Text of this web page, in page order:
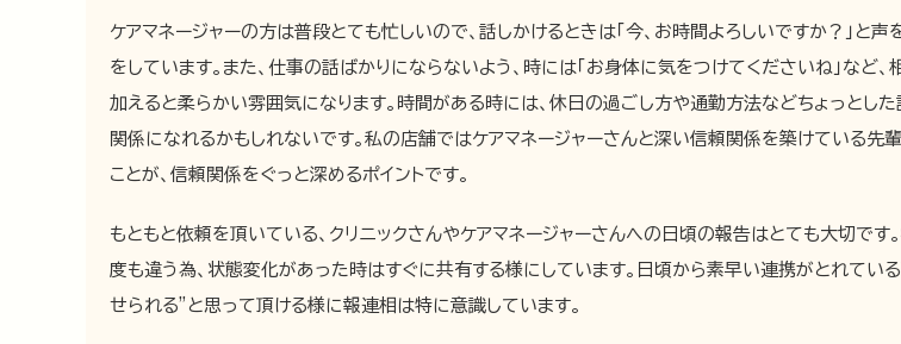
ケアマネージャーの方は普段とても忙しいので、話しかけるときは「今、お時間よろしいですか？」と
をしています。また、仕事の話ばかりにならないよう、時には「お身体に気をつけてくださいね」など
加えると柔らかい雰囲気になります。時間がある時には、休日の過ごし方や通勤方法などちょっとし
関係になれるかもしれないです。私の店舗ではケアマネージャーさんと深い信頼関係を築けている先
ことが、信頼関係をぐっと深めるポイントです。
もともと依頼を頂いている、クリニックさんやケアマネージャーさんへの日頃の報告はとても大切で
度も違う為、状態変化があった時はすぐに共有する様にしています。日頃から素早い連携がとれてい
せられる”と思って頂ける様に報連相は特に意識しています。